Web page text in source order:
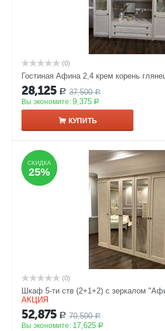
(0)
Гостиная Афина 2,4 крем корень
28,125 Р 37,500 Р
Вы экономите: 9,375 Р
КУПИТЬ
СКИДКА
25%
СКИДКА
25%
(0)
Шкаф 5-ти ств (2+1+2) с зеркалом
АКЦИЯ
52,875 Р 70,500 Р
Вы экономите: 17,625 Р